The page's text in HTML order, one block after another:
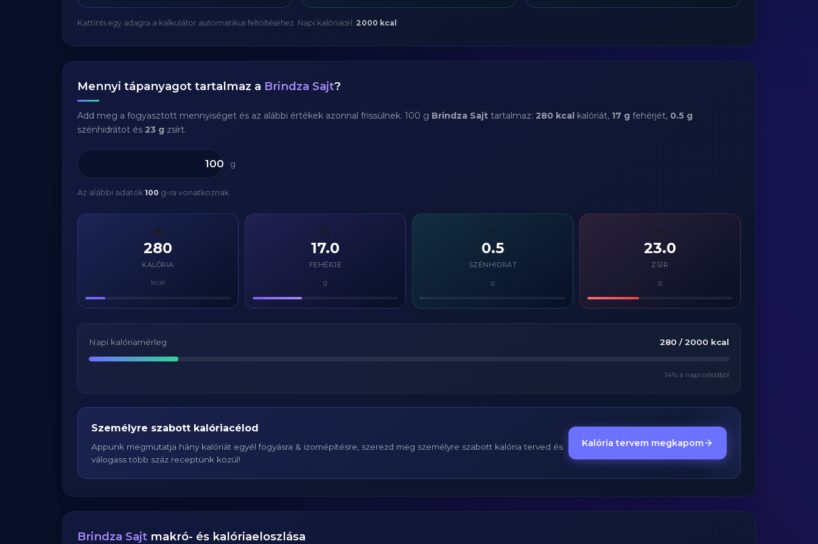
Kattints egy adagra a kalkulátor automatikus feltöltéséhez. Napi kalóriacél: 2000 kcal .
Mennyi tápanyagot tartalmaz a Brindza Sajt?
Add meg a fogyasztott mennyiséget és az alábbi értékek azonnal frissülnek. 100 g Brindza Sajt tartalmaz: 280 kcal kalóriát, 17 g fehérjét, 0.5 g
szénhidrátot és 23 g zsírt.
g
Az alábbi adatok 100 g-ra vonatkoznak.
🔥
280
KALÓRIA
kcal
💪
17.0
FEHÉRJE
g
⚡
0.5
SZÉNHIDRÁT
g
23.0
ZSÍR
g
Napi kalóriamérleg 280 / 2000 kcal
14% a napi célodból
Személyre szabott kalóriacélod
Appunk megmutatja hány kalóriát egyél fogyásra & izomépítésre, szerezd meg személyre szabott kalória terved és
válogass több száz receptünk közül!
Kalória tervem megkapom
Brindza Sajt makró- és kalóriaeloszlása